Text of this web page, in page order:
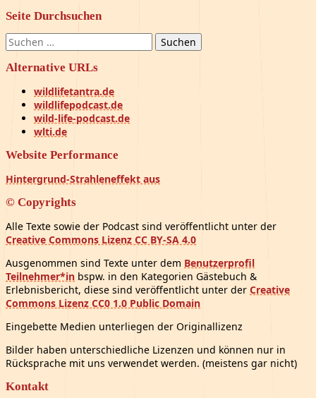
Seite Durchsuchen
Suchen
nach:
Alternative URLs
wildlifetantra.de
wildlifepodcast.de
wild-life-podcast.de
wlti.de
Website Performance
Hintergrund-Strahleneffekt aus
© Copyrights
Alle Texte sowie der Podcast sind veröffentlicht unter der
Creative Commons Lizenz CC BY-SA 4.0
Ausgenommen sind Texte unter dem Benutzerprofil
Teilnehmer*in bspw. in den Kategorien Gästebuch &
Erlebnisbericht, diese sind veröffentlicht unter der Creative
Commons Lizenz CC0 1.0 Public Domain
Eingebette Medien unterliegen der Originallizenz
Bilder haben unterschiedliche Lizenzen und können nur in
Rücksprache mit uns verwendet werden. (meistens gar nicht)
Kontakt